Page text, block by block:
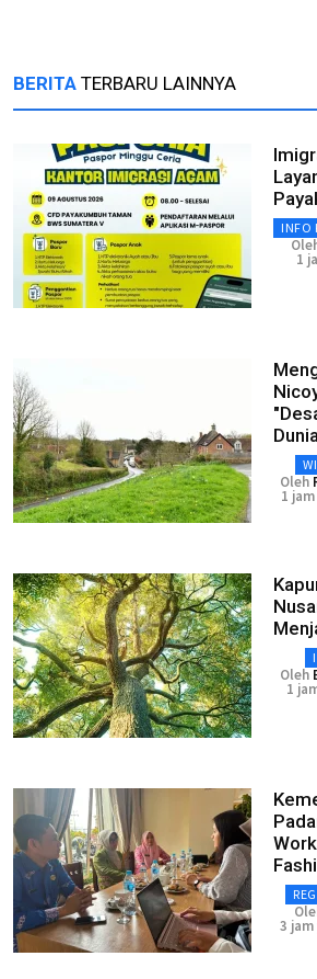
BERITA TERBARU LAINNYA
INFO
1
Oleh
1
Oleh
1
3